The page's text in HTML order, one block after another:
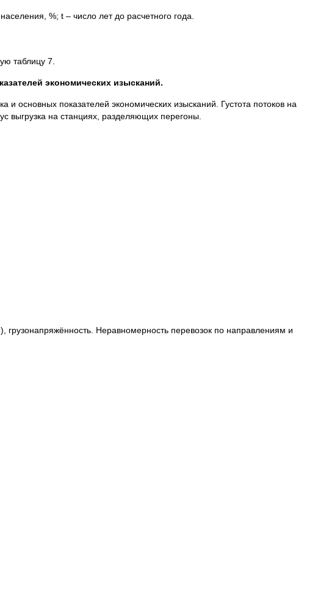
%; t – число лет до расчетного года.
таблицу 7.
экономических изысканий.
и основных показателей экономических изысканий. Густота потоков на
выгрузка на станциях, разделяющих перегоны.
Неравномерность перевозок по направлениям и